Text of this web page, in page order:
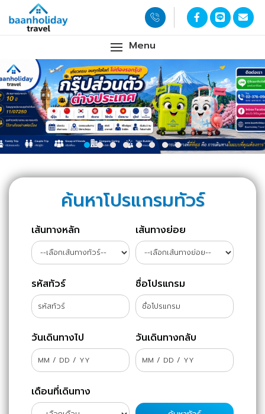
Menu
ค้นหาโปรแกรมทัวร์
เส้นทางหลัก เส้นทางย่อย
รหัสทัวร์ ชื่อโปรแกรม
วันเดินทางไป วันเดินทางกลับ
เดือนที่เดินทาง